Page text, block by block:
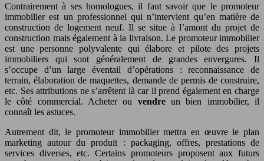
Contrairement à ses homologues, il faut savoir que le promoteur
immobilier est un professionnel qui n’intervient qu’en matière de
construction de logement neuf. Il se situe à l’amont du projet de
construction mais également à la livraison. Le promoteur immobilier
est une personne polyvalente qui élabore et pilote des projets
immobiliers qui sont généralement de grandes envergures. Il
s’occupe d’un large éventail d’opérations : reconnaissance de
terrain, élaboration de maquettes, demande de permis de construire,
etc. Ses attributions ne s’arrêtent là car il prend également en charge
le côté commercial. Acheter ou vendreun bien immobilier, il
connaît les astuces.
Autrement dit, le promoteur immobilier mettra en œuvre le plan
marketing autour du produit : packaging, offres, prestations de
services diverses, etc. Certains promoteurs proposent aux futurs